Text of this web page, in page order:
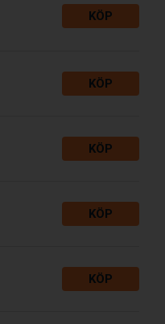
KÖP
KÖP
KÖP
KÖP
KÖP